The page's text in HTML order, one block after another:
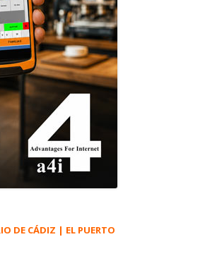
DE CÁDIZ | EL PUERTO